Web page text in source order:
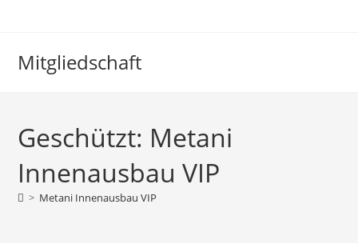
Mitgliedschaft
Geschützt: Metani
Innenausbau VIP
> Metani Innenausbau VIP